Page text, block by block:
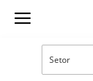
Guia
Mercado de franquias